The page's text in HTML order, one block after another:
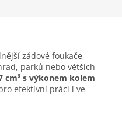
zádové foukače
parků nebo větších
cm³ s výkonem kolem
efektivní práci i ve